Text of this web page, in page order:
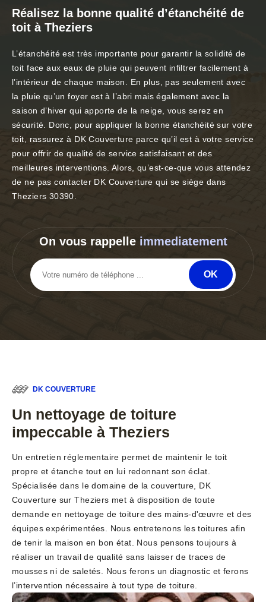
Réalisez la bonne qualité d’étanchéité de
toit à Theziers
L’étanchéité est très importante pour garantir la solidité de
toit face aux eaux de pluie qui peuvent infiltrer facilement à
l’intérieur de chaque maison. En plus, pas seulement avec
la pluie qu’un foyer est à l’abri mais également avec la
saison d’hiver qui apporte de la neige, vous serez en
sécurité. Donc, pour appliquer la bonne étanchéité sur votre
toit, rassurez à DK Couverture parce qu’il est à votre service
pour offrir de qualité de service satisfaisant et des
meilleures interventions. Alors, qu’est-ce-que vous attendez
de ne pas contacter DK Couverture qui se siège dans
Theziers 30390.
On vous rappelle immediatement
DK COUVERTURE
Un nettoyage de toiture
impeccable à Theziers
Un entretien réglementaire permet de maintenir le toit
propre et étanche tout en lui redonnant son éclat.
Spécialisée dans le domaine de la couverture, DK
Couverture sur Theziers met à disposition de toute
demande en nettoyage de toiture des mains-d'œuvre et des
équipes expérimentées. Nous entretenons les toitures afin
de tenir la maison en bon état. Nous pensons toujours à
réaliser un travail de qualité sans laisser de traces de
mousses ni de saletés. Nous ferons un diagnostic et ferons
l’intervention nécessaire à tout type de toiture.